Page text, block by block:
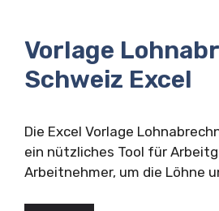
Vorlage
Schweiz Excel
Die Excel Vorlage
ein nützliches Tool für
Arbeitnehmer, um die Löhne